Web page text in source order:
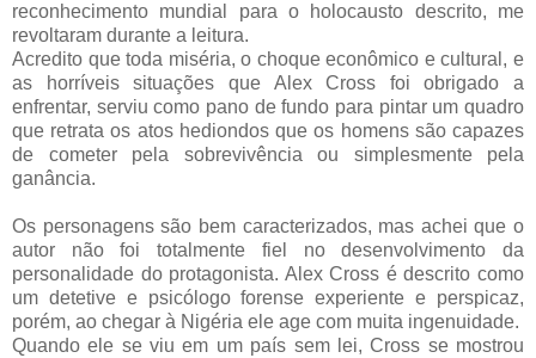
reconhecimento mundial para o holocausto descrito, me
revoltaram durante a leitura.
Acredito que toda miséria, o choque econômico e cultural, e
as horríveis situações que Alex Cross foi obrigado a
enfrentar, serviu como pano de fundo para pintar um quadro
que retrata os atos hediondos que os homens são capazes
de cometer pela sobrevivência ou simplesmente pela
ganância.
Os personagens são bem caracterizados, mas achei que o
autor não foi totalmente fiel no desenvolvimento da
personalidade do protagonista. Alex Cross é descrito como
um detetive e psicólogo forense experiente e perspicaz,
porém, ao chegar à Nigéria ele age com muita ingenuidade.
Quando ele se viu em um país sem lei, Cross se mostrou